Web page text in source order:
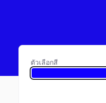
ตัวเลือกสี